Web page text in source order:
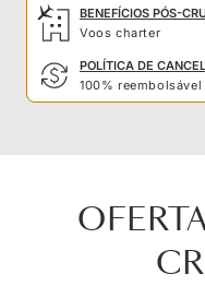
BENEFÍCIOS PÓS-
Voos charter
POLÍTICA DE
100%